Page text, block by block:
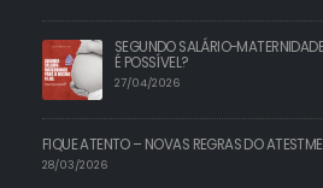
SEGUNDO SALÁRIO-
É POSSÍVEL?
27/04/2026
FIQUE ATENTO – NOVAS REGRAS DO
28/03/2026